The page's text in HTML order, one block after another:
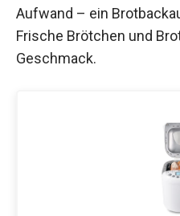
Aufwand – ein
Frische Brötchen und
Geschmack.